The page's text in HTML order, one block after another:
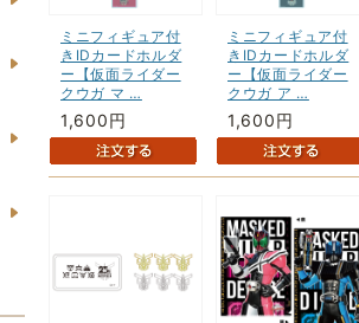
ミニフィギュア付
きIDカードホルダ
ー【仮面ライダー
クウガ マ …
1,600円
ミニフィギュア付
きIDカードホルダ
ー【仮面ライダー
クウガ ア …
1,600円